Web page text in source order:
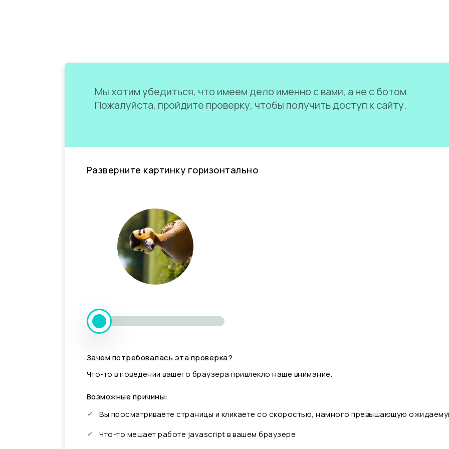
Мы хотим убедиться, что имеем дело именно с вами, а не с ботом.
Пожалуйста, пройдите проверку, чтобы получить доступ к сайту.
Разверните картинку горизонтально
Зачем потребовалась эта проверка?
Что-то в поведении вашего браузера привлекло наше внимание.
Возможные причины:
Вы просматриваете страницы и кликаете со скоростью, намного превышающую
Что-то мешает работе javascript в вашем браузере